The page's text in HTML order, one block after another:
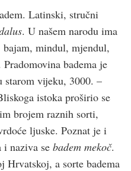
Latinski, stručni
. U našem narodu ima
bajam, mindul, mjendul,
badema je
starom vijeku, 3000. –
istoka proširio se
brojem raznih sorti,
ljuske. Poznat je i
i naziva se badem mekoč.
Hrvatskoj, a sorte badema